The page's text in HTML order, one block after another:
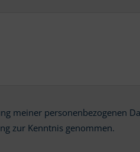
zur Kenntnis genommen.